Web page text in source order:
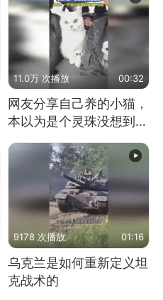
11.0万 次播放 00:32
网友分享自己养的小猫，
本以为是个灵珠没想到是
9178 次播放 01:16
乌克兰是如何重新定义坦
克战术的